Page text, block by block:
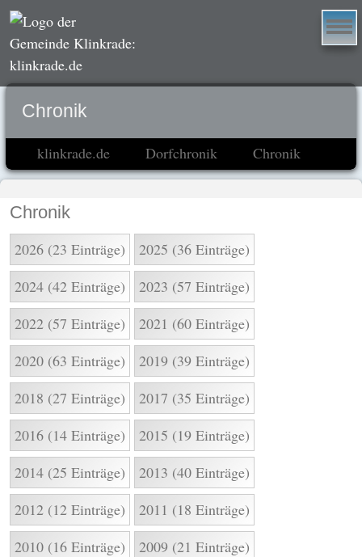
Chronik
klinkrade.de Dorfchronik Chronik
Chronik
2026 (23 Einträge)
2025 (36 Einträge)
2024 (42 Einträge)
2023 (57 Einträge)
2022 (57 Einträge)
2021 (60 Einträge)
2020 (63 Einträge)
2019 (39 Einträge)
2018 (27 Einträge)
2017 (35 Einträge)
2016 (14 Einträge)
2015 (19 Einträge)
2014 (25 Einträge)
2013 (40 Einträge)
2012 (12 Einträge)
2011 (18 Einträge)
2010 (16 Einträge)
2009 (21 Einträge)